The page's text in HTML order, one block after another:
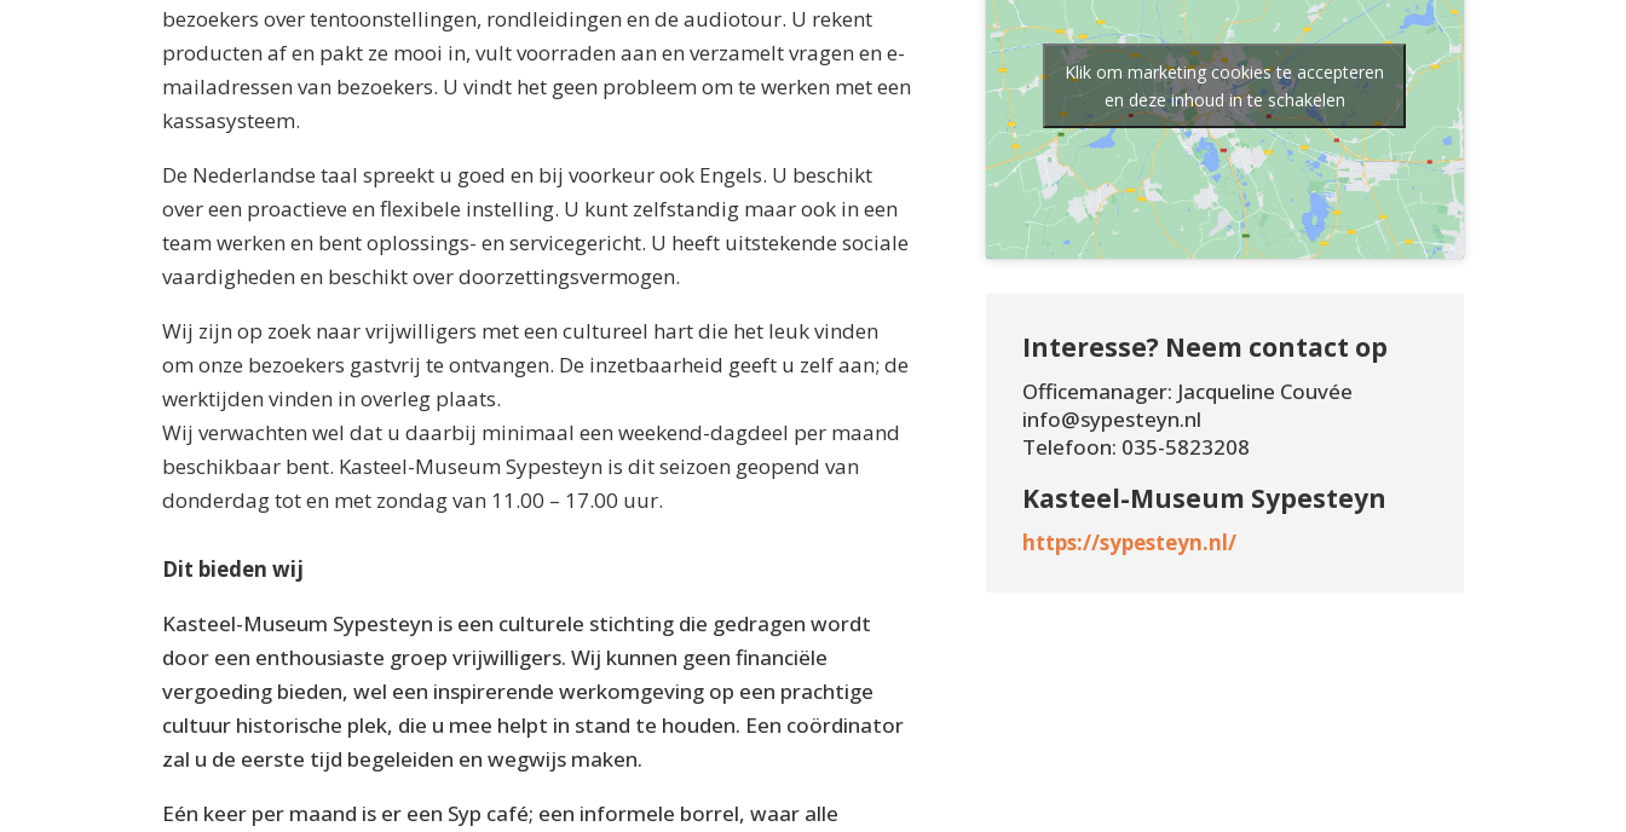
bezoekers over tentoonstellingen, rondleidingen en de audiotour. U rekent
producten af en pakt ze mooi in, vult voorraden aan en verzamelt vragen en e-
mailadressen van bezoekers. U vindt het geen probleem om te werken met een
kassasysteem.
De Nederlandse taal spreekt u goed en bij voorkeur ook Engels. U beschikt
over een proactieve en flexibele instelling. U kunt zelfstandig maar ook in een
team werken en bent oplossings- en servicegericht. U heeft uitstekende sociale
vaardigheden en beschikt over doorzettingsvermogen.
Wij zijn op zoek naar vrijwilligers met een cultureel hart die het leuk vinden
om onze bezoekers gastvrij te ontvangen. De inzetbaarheid geeft u zelf aan; de
werktijden vinden in overleg plaats.
Wij verwachten wel dat u daarbij minimaal een weekend-dagdeel per maand
beschikbaar bent. Kasteel-Museum Sypesteyn is dit seizoen geopend van
donderdag tot en met zondag van 11.00 – 17.00 uur.
Dit bieden wij
Kasteel-Museum Sypesteyn is een culturele stichting die gedragen wordt
door een enthousiaste groep vrijwilligers. Wij kunnen geen financiële
vergoeding bieden, wel een inspirerende werkomgeving op een prachtige
cultuur historische plek, die u mee helpt in stand te houden. Een coördinator
zal u de eerste tijd begeleiden en wegwijs maken.
Eén keer per maand is er een Syp café; een informele borrel, waar alle
Klik om marketing cookies te accepteren
en deze inhoud in te schakelen
Interesse? Neem contact op
Officemanager: Jacqueline Couvée
info@sypesteyn.nl
Telefoon: 035-5823208
Kasteel-Museum Sypesteyn
https://sypesteyn.nl/